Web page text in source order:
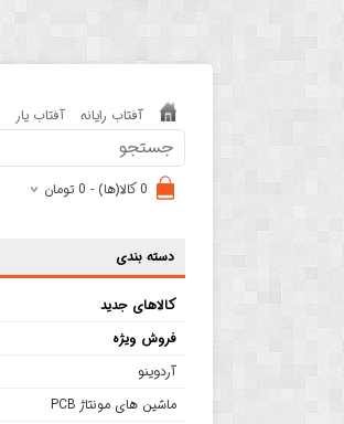
آفتاب رایانه آفتاب یار
0 کالا(ها) - 0 تومان
دسته بندی
کالاهای جدید
فروش ویژه
آردوینو
ماشین های مونتاژ PCB